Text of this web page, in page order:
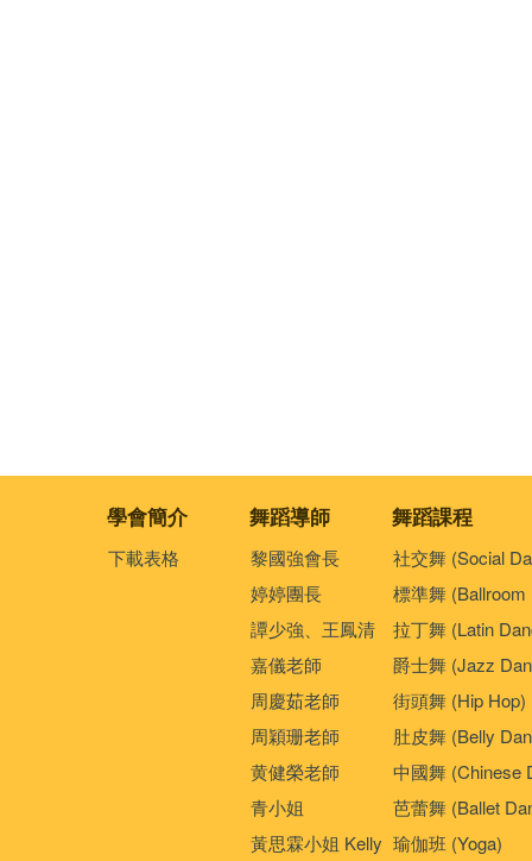
學會簡介 舞蹈導師 舞蹈課程
下載表格
黎國強會長
婷婷團長
譚少強、王鳳清
嘉儀老師
周慶茹老師
周穎珊老師
黄健榮老師
青小姐
黃思霖小姐 Kelly
社交舞 (Social
標準舞 (Ballroom
拉丁舞 (Latin
爵士舞 (Jazz
街頭舞 (Hip Hop)
肚皮舞 (Belly
中國舞 (Chinese
芭蕾舞 (Ballet
瑜伽班 (Yoga)